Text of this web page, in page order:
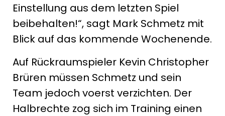
Einstellung aus dem letzten Spiel
beibehalten!“, sagt Mark Schmetz mit
Blick auf das kommende Wochenende.
Auf Rückraumspieler Kevin Christopher
Brüren müssen Schmetz und sein
Team jedoch voerst verzichten. Der
Halbrechte zog sich im Training einen